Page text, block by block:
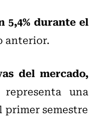
5,4% durante el
anterior.
del mercado,
representa una
primer semestre